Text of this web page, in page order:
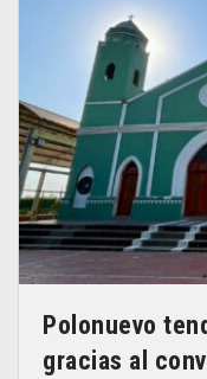
Polonuevo
gracias al